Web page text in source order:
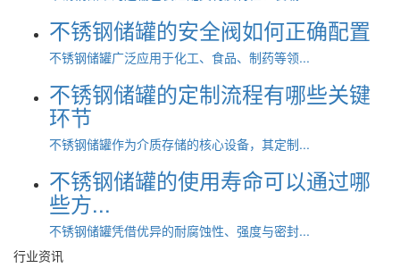
不锈钢储罐的安全阀如何正确配置
不锈钢储罐广泛应用于化工、食品、制药等领...
不锈钢储罐的定制流程有哪些关键
环节
不锈钢储罐作为介质存储的核心设备，其定制...
不锈钢储罐的使用寿命可以通过哪
些方...
不锈钢储罐凭借优异的耐腐蚀性、强度与密封...
行业资讯